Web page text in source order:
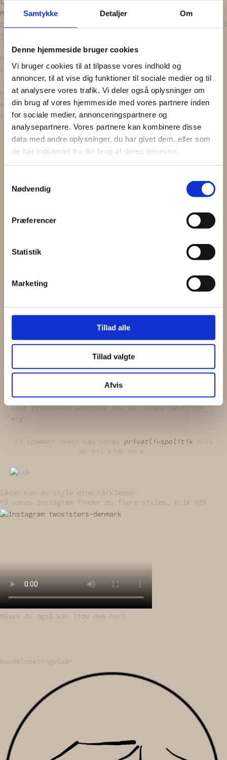
Samtykke Detaljer Om
Denne hjemmeside bruger cookies
Vi bruger cookies til at tilpasse vores indhold og
annoncer, til at vise dig funktioner til sociale medier og til
at analysere vores trafik. Vi deler også oplysninger om
din brug af vores hjemmeside med vores partnere inden
for sociale medier, annonceringspartnere og
analysepartnere. Vores partnere kan kombinere disse
data med andre oplysninger, du har givet dem, eller som
de har indsamlet fra din brug af deres tjenester.
Nødvendig
Præferencer
Statistik
Marketing
Tillad alle
Tillad valgte
Afvis
Hårnåleneer håndlavede og bliver lavet ud af upcyclede
perler fra halskæder og armbånd, som nøje bliver udvalgt
i diverse genbrugsbutikker.
Perlerne bliver vasket og renset, inden de bliver
tryllet om tilsmukke hårnåle.
Husk på, at den er håndlavet, og alle perler har haft
andet liv og bærer rundt på en historie. Der vil derfor
være små forskelligheder fra hårnål til hårnål.
Få15%
på din næste ordre
Tilmeld dig og modtage vores nyhedsbrev (max. 2 gange om
Jeg giver samtykke til at mine data bruges til at
modtage e-mails om vores produkter og tjenester
samt tilpassede annoncer der kan skabe værdi for
mig.
Vi spammer ikke! Læs vores privatlivspolitik hvis
du vil vide mere.
Sådan kan du style dine hårklemmer
På vores Instagram finder du flere styles, KLIK HER
MÅske du også kan lide dem her?
Handelsbetingelser